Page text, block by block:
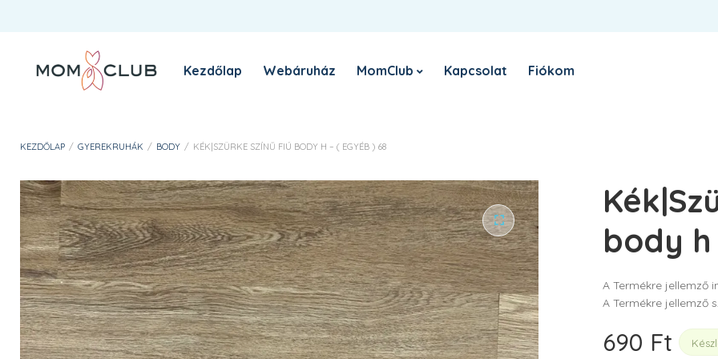
EMLÉKEZZ RÁM
BELÉPÉS
Elfelejtett jelszó?
Kezdőlap Webáruház MomClub Kapcsolat Fiókom
KEZDŐLAP / GYEREKRUHÁK / BODY / KÉK|SZÜRKE SZÍNŰ FIÚ BODY H – ( EGYÉB ) 68
body h
A Termékre jellemző
A Termékre jellemző
690 Ft